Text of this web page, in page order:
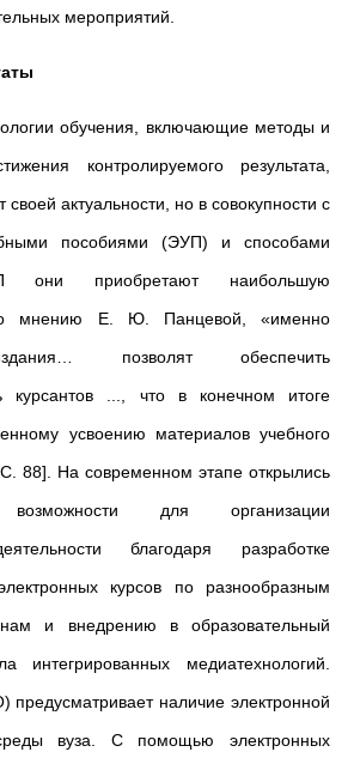
мероприятий.
обучения, включающие методы и
контролируемого результата,
своей актуальности, но в совокупности с
пособиями (ЭУП) и способами
приобретают наибольшую
мнению Е. Ю. Панцевой, «именно
позволят обеспечить
курсантов ..., что в конечном итоге
усвоению материалов учебного
88]. На современном этапе открылись
возможности для организации
благодаря разработке
курсов по разнообразным
и внедрению в образовательный
интегрированных медиатехнологий.
наличие электронной
вуза. С помощью электронных